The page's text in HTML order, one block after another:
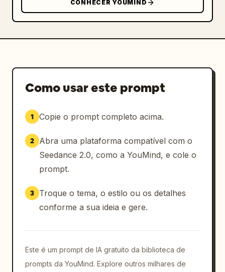
CONHECER YOUMIND
Como usar este prompt
1 Copie o prompt completo acima.
2
Abra uma plataforma compatível com o
Seedance 2.0, como a YouMind, e cole o
prompt.
3
Troque o tema, o estilo ou os detalhes
conforme a sua ideia e gere.
Este é um prompt de IA gratuito da biblioteca de
prompts da YouMind. Explore outros milhares de